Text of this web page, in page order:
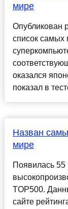
мире
Опубликован
список
оказался
показал в
Назван
мире
Появилась 55
TOP500.
сайте